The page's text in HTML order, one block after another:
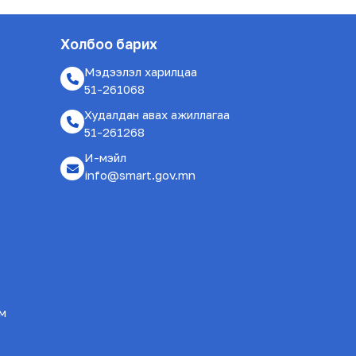
Холбоо барих
Мэдээлэл харилцаа
51-261068
Худалдан авах ажиллагаа
51-261268
И-мэйл
info@smart.gov.mn